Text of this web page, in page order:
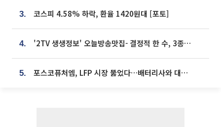
3. 코스피 4.58% 하락, 환율 1420원대 [포토]
4. '2TV 생생정보' 오늘방송맛집- 결정적 한 수, 3종 메밀면! 메밀 소바 맛집 '의○○○○'
5. 포스코퓨처엠, LFP 시장 뚫었다…배터리사와 대규모 장기 공급 합의